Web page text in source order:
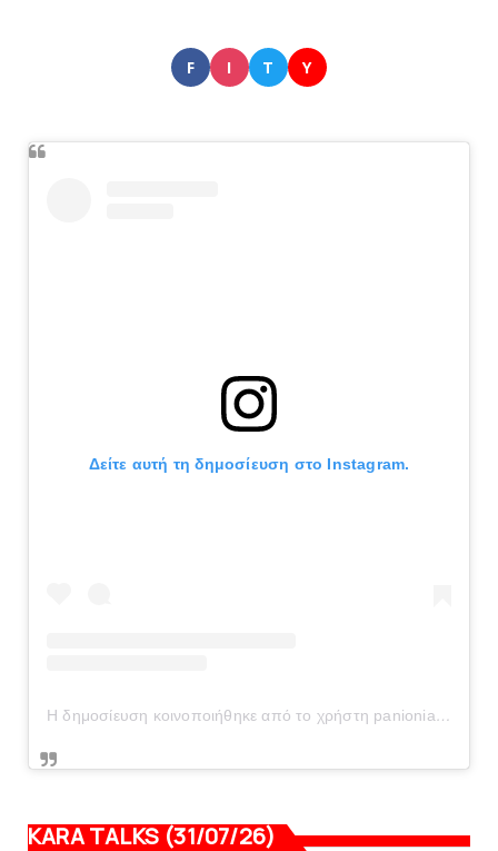
F I T Y
Δείτε αυτή τη δημοσίευση στο Instagram.
Η δημοσίευση κοινοποιήθηκε από το χρήστη panionianea.gr (@panionianea.gr)
KARA TALKS (31/07/26)